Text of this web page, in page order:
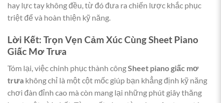
hay lực tay không đều, từ đó đưa ra chiến lược khắc phục
triệt để và hoàn thiện kỹ năng.
Lời Kết: Trọn Vẹn Cảm Xúc Cùng Sheet Piano
Giấc Mơ Trưa
Tóm lại, việc chinh phục thành côngSheet piano giấc mơ
trưa không chỉ là một cột mốc giúp bạn khẳng định kỹ năng
chơi đàn đỉnh cao mà còn mang lại những phút giây thăng